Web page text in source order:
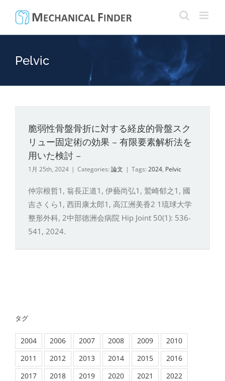
content
Pelvic
脆弱性骨盤骨折に対する経皮的骨盤スク
リュー固定術の効果 – 有限要素解析法を
用いた検討 –
1月 25th, 2024 | Categories: 論文 | Tags: 2024, Pelvic
仲宗根哲1, 翁長正道1, 伊藝尚弘1, 鷲崎郁之1, 國
吉さくら1, 西田康太郎1, 高江洲美香2 1琉球大学
整形外科, 2中部徳洲会病院 Hip Joint 50(1): 536-
541, 2024.
タグ
2004 2006 2007 2008 2009
2010
2011
2012 2013 2014 2015
2016
2017
2018 2019 2020 2021
2022